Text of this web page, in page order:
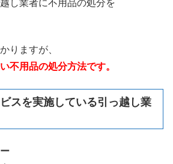
し業者に不用品の処分を
りますが、
不用品の処分方法です。
スを実施している引っ越し業